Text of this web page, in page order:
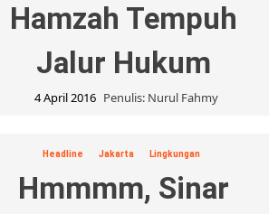
Hamzah Tempuh
Jalur Hukum
4 April 2016 Penulis: Nurul Fahmy
Headline Jakarta Lingkungan
Hmmmm, Sinar